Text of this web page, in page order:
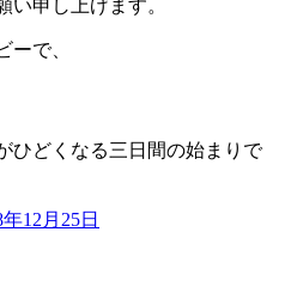
い申し上げます。
ーで、
ひどくなる三日間の始まりで
年12月25日